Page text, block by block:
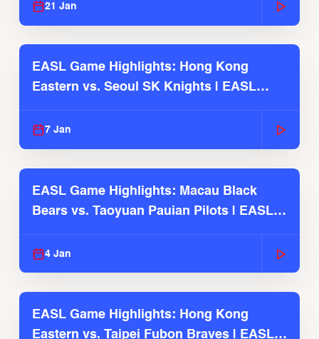
21 Jan
EASL Game Highlights: Hong Kong
Eastern vs. Seoul SK Knights | EASL
7 Jan
EASL Game Highlights: Macau Black
Bears vs. Taoyuan Pauian Pilots | EASL
4 Jan
EASL Game Highlights: Hong Kong
Eastern vs. Taipei Fubon Braves | EASL